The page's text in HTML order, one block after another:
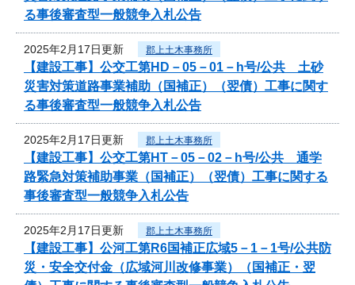
る事後審査型一般競争入札公告
2025年2月17日更新 郡上土木事務所
【建設工事】公交工第HD－05－01－h号/公共 土砂
災害対策道路事業補助（国補正）（翌債）工事に関す
る事後審査型一般競争入札公告
2025年2月17日更新 郡上土木事務所
【建設工事】公交工第HT－05－02－h号/公共 通学
路緊急対策補助事業（国補正）（翌債）工事に関する
事後審査型一般競争入札公告
2025年2月17日更新 郡上土木事務所
【建設工事】公河工第R6国補正広域5－1－1号/公共防
災・安全交付金（広域河川改修事業）（国補正・翌